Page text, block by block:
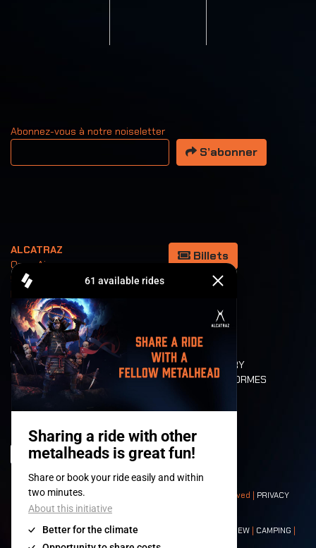
Abonnez-vous à notre noiseletter
Votre adresse email
S’abonner
ALCATRAZ
Open Air
5/6/7/8 août
Kortrijk Belgium
Billets
REFUND
SHOP
PARTENAIRES
CLUBSHOWS
CANAL METAL
TOP 100
ROCKUMENTARY
VALEURS ET NORMES
HISTOIRE
© 2008-2026- Apache Productions VZW – All rights reserved | PRIVACY
POLICY|CONDITIONS GÉNÉRALES
Contact:GENERAL| PARTNERSHIPS CREW | CAMPING |
NEIGHBOURS